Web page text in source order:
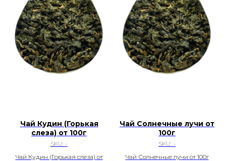
Чай Кудин (Горькая
слеза) от 100г
SKU: -
Чай Кудин (Горькая слеза) от
Чай Солнечные лучи от
100г
SKU: -
Чай Солнечные лучи от 100г